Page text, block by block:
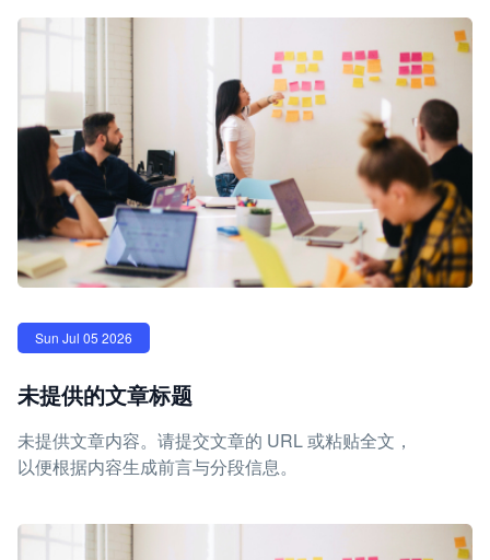
Sun Jul 05 2026
未提供的文章标题
未提供文章内容。请提交文章的 URL 或粘贴全文，
以便根据内容生成前言与分段信息。